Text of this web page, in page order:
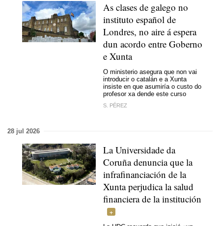
As clases de galego no
instituto español de
Londres, no aire á espera
dun acordo entre Goberno
e Xunta
O ministerio asegura que non vai
introducir o catalán e a Xunta
insiste en que asumiría o custo do
profesor xa dende este curso
S. PÉREZ
28 jul 2026
La Universidade da
Coruña denuncia que la
infrafinanciación de la
Xunta perjudica la salud
financiera de la institución